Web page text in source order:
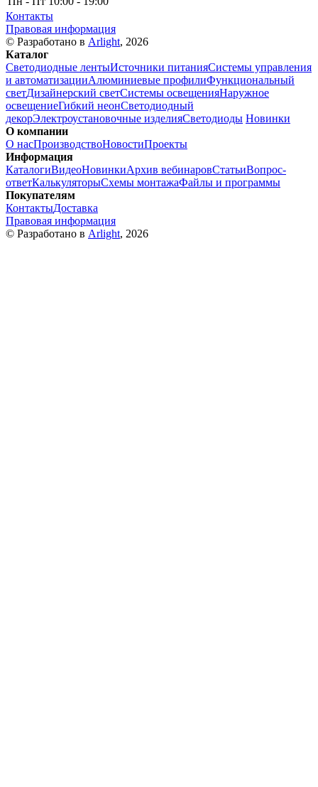
Контакты
Правовая информация
© Разработано в Arlight, 2026
Каталог
Светодиодные лентыИсточники питанияСистемы управления
и автоматизацииАлюминиевые профилиФункциональный
светДизайнерский светСистемы освещенияНаружное
освещениеГибкий неонСветодиодный
декорЭлектроустановочные изделияСветодиоды Новинки
О компании
О насПроизводствоНовостиПроекты
Информация
КаталогиВидеоНовинкиАрхив вебинаровСтатьиВопрос-
ответКалькуляторыСхемы монтажаФайлы и программы
Покупателям
КонтактыДоставка
Правовая информация
© Разработано в Arlight, 2026